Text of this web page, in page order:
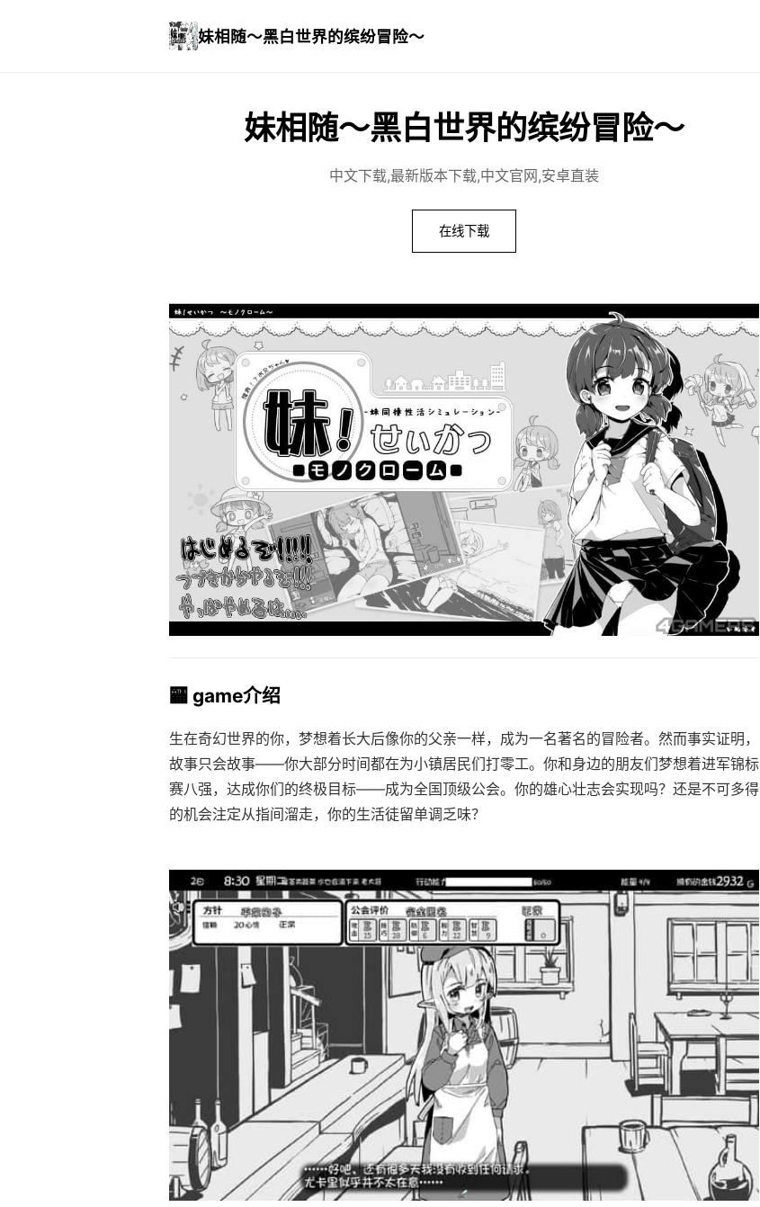
妹相随～黑白世界的缤纷冒险～
妹相随～黑白世界的缤纷冒险～
中文下载,最新版本下载,中文官网,安卓直装
在线下载
🏧 game介绍
生在奇幻世界的你，梦想着长大后像你的父亲一样，成为一名著名的冒险者。然而事实证明，
故事只会故事——你大部分时间都在为小镇居民们打零工。你和身边的朋友们梦想着进军锦标
赛八强，达成你们的终极目标——成为全国顶级公会。你的雄心壮志会实现吗？还是不可多得
的机会注定从指间溜走，你的生活徒留单调乏味？